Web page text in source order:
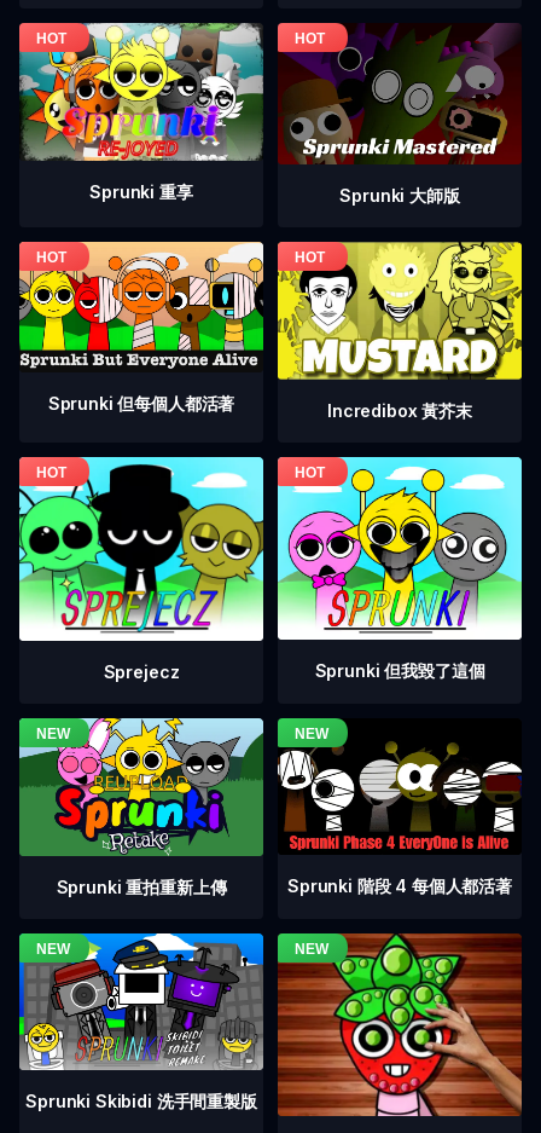
Sprunki 重享 Sprunki 大師版
Sprunki 但每個人都活著 Incredibox 黃芥末
Sprejecz Sprunki 但我毀了這個
Sprunki 重拍重新上傳 Sprunki 階段 4 每個人都活著
Sprunki Skibidi 洗手間重製版